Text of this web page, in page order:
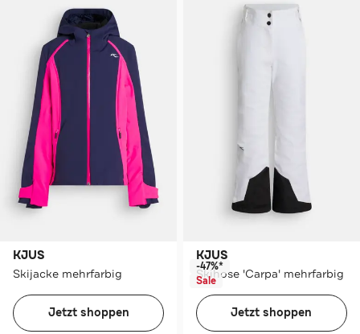
KJUS
Skijacke mehrfarbig
Jetzt shoppen
KJUS
Skihose 'Carpa' mehrfarbig
-47%*
Sale
Jetzt shoppen